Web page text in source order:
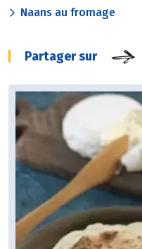
Naans au fromage
Partager sur